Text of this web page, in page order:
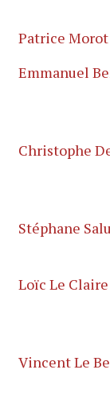
Patrice Morot
Emmanuel
Christophe
Stéphane
Loïc Le Claire
Vincent Le